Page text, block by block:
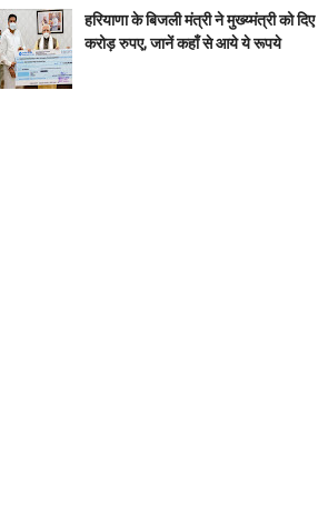
हरियाणा के बिजली मंत्री ने मुख्य्मंत्री को
करोड़ रुपए, जानें कहाँ से आये ये रूपये